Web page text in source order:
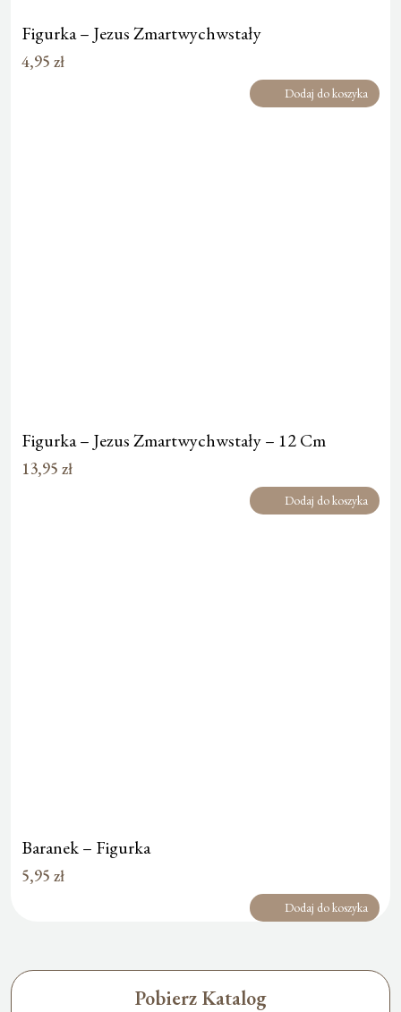
Figurka – Jezus Zmartwychwstały
4,95 zł
Dodaj do koszyka
Figurka – Jezus Zmartwychwstały – 12 Cm
13,95 zł
Dodaj do koszyka
Baranek – Figurka
5,95 zł
Dodaj do koszyka
Pobierz Katalog